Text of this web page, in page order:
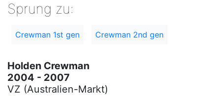
Sprung zu:
Crewman 1st gen Crewman 2nd gen
Holden Crewman
2004 - 2007
VZ (Australien-Markt)